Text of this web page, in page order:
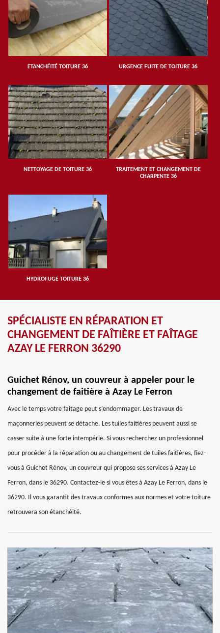
ETANCHÉITÉ TOITURE 36 URGENCE FUITE DE TOITURE 36
NETTOYAGE DE TOITURE 36
TRAITEMENT ET CHANGEMENT DE
CHARPENTE 36
HYDROFUGE TOITURE 36
SPÉCIALISTE EN RÉPARATION ET
CHANGEMENT DE FAÎTIÈRE ET FAÎTAGE
AZAY LE FERRON 36290
Guichet Rénov, un couvreur à appeler pour le
changement de faitière à Azay Le Ferron
Avec le temps votre faitage peut s’endommager. Les travaux de
maçonneries peuvent se détache. Les tuiles faitières peuvent aussi se
casser suite à une forte intempérie. Si vous recherchez un professionnel
pour procéder à la réparation ou au changement de tuiles faitières, fiez-
vous à Guichet Rénov, un couvreur qui propose ses services à Azay Le
Ferron, dans le 36290. Contactez-le si vous êtes à Azay Le Ferron, dans le
36290. Il vous garantit des travaux conformes aux normes et votre toiture
retrouvera son étanchéité.